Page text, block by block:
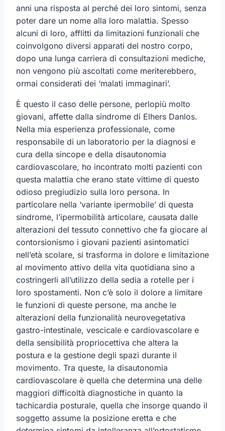
anni una risposta al perché dei loro sintomi, senza
poter dare un nome alla loro malattia. Spesso
alcuni di loro, afflitti da limitazioni funzionali che
coinvolgono diversi apparati del nostro corpo,
dopo una lunga carriera di consultazioni mediche,
non vengono più ascoltati come meriterebbero,
ormai considerati dei ‘malati immaginari’.
È questo il caso delle persone, perlopiù molto
giovani, affette dalla sindrome di Elhers Danlos.
Nella mia esperienza professionale, come
responsabile di un laboratorio per la diagnosi e
cura della sincope e della disautonomia
cardiovascolare, ho incontrato molti pazienti con
questa malattia che erano state vittime di questo
odioso pregiudizio sulla loro persona. In
particolare nella ‘variante ipermobile’ di questa
sindrome, l’ipermobilità articolare, causata dalle
alterazioni del tessuto connettivo che fa giocare al
contorsionismo i giovani pazienti asintomatici
nell’età scolare, si trasforma in dolore e limitazione
al movimento attivo della vita quotidiana sino a
costringerli all’utilizzo della sedia a rotelle per i
loro spostamenti. Non c’è solo il dolore a limitare
le funzioni di queste persone, ma anche le
alterazioni della funzionalità neurovegetativa
gastro-intestinale, vescicale e cardiovascolare e
della sensibilità propriocettiva che altera la
postura e la gestione degli spazi durante il
movimento. Tra queste, la disautonomia
cardiovascolare è quella che determina una delle
maggiori difficoltà diagnostiche in quanto la
tachicardia posturale, quella che insorge quando il
soggetto assume la posizione eretta e che